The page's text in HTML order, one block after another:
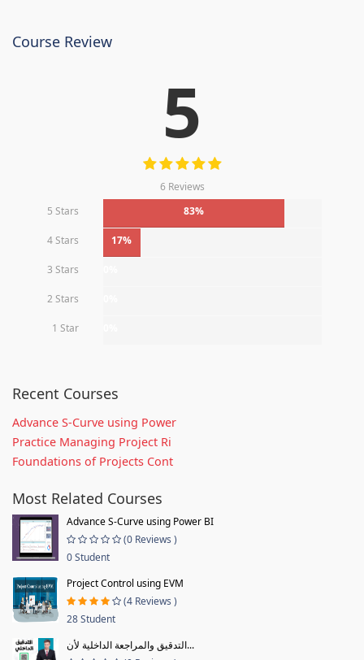
Course Review
5
6 Reviews
5 Stars
83%
4 Stars 17%
3 Stars
2 Stars
1 Star
Recent Courses
Advance S-Curve using Power
Practice Managing Project Ri
Foundations of Projects Cont
Most Related Courses
Advance S-Curve using Power BI
(0 Reviews )
0 Student
Project Control using EVM
(4 Reviews )
28 Student
التدقيق والمراجعة الداخلية لأن...